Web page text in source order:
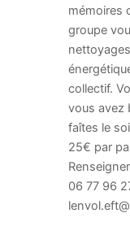
mémoires
groupe
collectif.
vous avez
faîtes le
25€ par
06 77 96